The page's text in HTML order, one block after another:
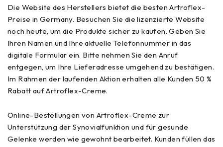
Die Website des Herstellers bietet die besten Artroflex-
Preise in Germany. Besuchen Sie die lizenzierte Website
noch heute, um die Produkte sicher zu kaufen. Geben Sie
Ihren Namen und Ihre aktuelle Telefonnummer in das
digitale Formular ein. Bitte nehmen Sie den Anruf
entgegen, um Ihre Lieferadresse umgehend zu bestätigen.
Im Rahmen der laufenden Aktion erhalten alle Kunden 50 %
Rabatt auf Artroflex-Creme.
Online-Bestellungen von Artroflex-Creme zur
Unterstützung der Synovialfunktion und für gesunde
Gelenke werden wie gewohnt bearbeitet. Kunden füllen das